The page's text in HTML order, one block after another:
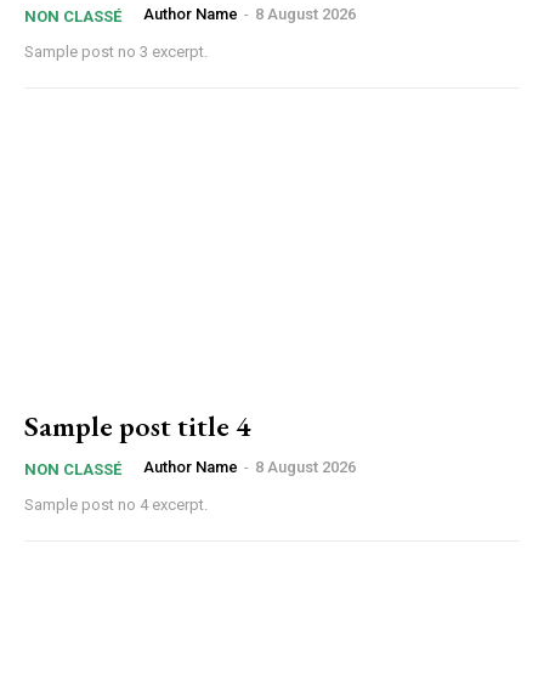
NON CLASSÉ Author Name - 8 August 2026
Sample post no 3 excerpt.
Sample post title 4
NON CLASSÉ Author Name - 8 August 2026
Sample post no 4 excerpt.